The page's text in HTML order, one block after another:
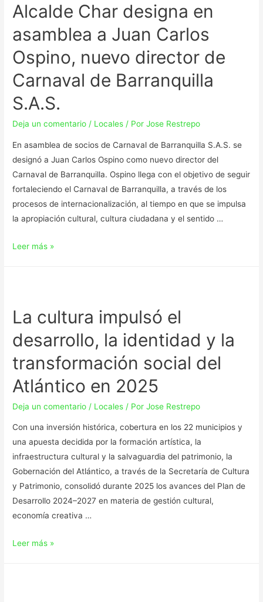
Alcalde Char designa en
asamblea a Juan Carlos
Ospino, nuevo director de
Carnaval de Barranquilla
S.A.S.
Deja un comentario / Locales / PorJose Restrepo
En asamblea de socios de Carnaval de Barranquilla S.A.S. se
designó a Juan Carlos Ospino como nuevo director del
Carnaval de Barranquilla. Ospino llega con el objetivo de seguir
fortaleciendo el Carnaval de Barranquilla, a través de los
procesos de internacionalización, al tiempo en que se impulsa
la apropiación cultural, cultura ciudadana y el sentido …
Leer más »
La cultura impulsó el
desarrollo, la identidad y la
transformación social del
Atlántico en 2025
Deja un comentario / Locales / PorJose Restrepo
Con una inversión histórica, cobertura en los 22 municipios y
una apuesta decidida por la formación artística, la
infraestructura cultural y la salvaguardia del patrimonio, la
Gobernación del Atlántico, a través de la Secretaría de Cultura
y Patrimonio, consolidó durante 2025 los avances del Plan de
Desarrollo 2024–2027 en materia de gestión cultural,
economía creativa …
Leer más »